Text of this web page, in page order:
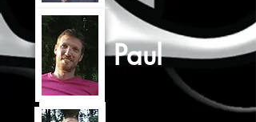
Paul